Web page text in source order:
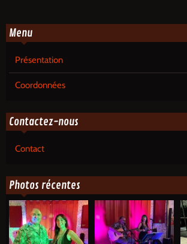
Menu
Présentation
Coordonnées
Contactez-nous
Contact
Photos récentes